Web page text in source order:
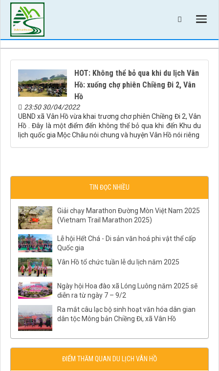
HOT: Không thể bỏ qua khi du lịch Vân
Hồ: xuống chợ phiên Chiềng Đi 2, Vân
Hồ
23:50 30/04/2022
UBND xã Vân Hồ vừa khai trương chơ phiên Chiềng Đi 2, Vân
Hồ . Đây là một điểm đến không thể bỏ qua khi đến Khu du
lịch quốc gia Mộc Châu nói chung và huyện Vân Hồ nói riêng
TIN ĐỌC NHIỀU
Giải chạy Marathon Đường Mòn Việt Nam 2025
(Vietnam Trail Marathon 2025)
Lễ hội Hết Chá - Di sản văn hoá phi vật thể cấp
Quốc gia
Vân Hồ tổ chức tuần lễ du lịch năm 2025
Ngày hội Hoa đào xã Lóng Luông năm 2025 sẽ
diễn ra từ ngày 7 – 9/2
Ra mắt câu lạc bộ sinh hoạt văn hóa dân gian
dân tộc Mông bản Chiềng Đi, xã Vân Hồ
ĐIỂM THĂM QUAN DU LỊCH VÂN HỒ